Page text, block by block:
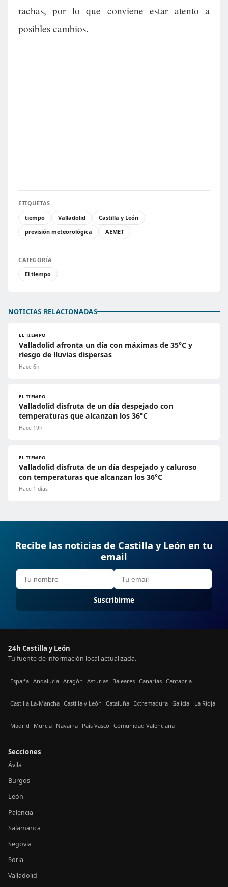
rachas, por lo que conviene estar atento a
posibles cambios.
ETIQUETAS
tiempo
Valladolid
Castilla y León
previsión meteorológica
AEMET
CATEGORÍA
El tiempo
NOTICIAS RELACIONADAS
EL TIEMPO
Valladolid afronta un día con máximas de 35°C y
riesgo de lluvias dispersas
Hace 6h
EL TIEMPO
Valladolid disfruta de un día despejado con
temperaturas que alcanzan los 36°C
Hace 19h
EL TIEMPO
Valladolid disfruta de un día despejado y caluroso
con temperaturas que alcanzan los 36°C
Hace 1 días
Recibe las noticias de Castilla y León en tu
email
Suscribirme
24h Castilla y León
Tu fuente de información local actualizada.
España Andalucía Aragón Asturias Baleares Canarias Cantabria
Castilla La-Mancha Castilla y León Cataluña Extremadura Galicia La Rioja
Madrid Murcia Navarra País Vasco Comunidad Valenciana
Secciones
Ávila
Burgos
León
Palencia
Salamanca
Segovia
Soria
Valladolid